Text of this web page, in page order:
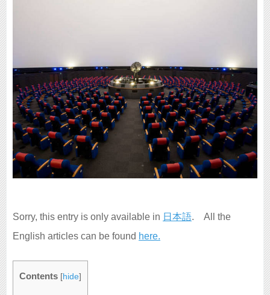
Sorry, this entry is only available in 日本語. All the
English articles can be found here.
Contents [hide]